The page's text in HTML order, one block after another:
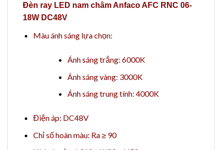
Đèn ray LED nam châm Anfaco AFC RNC 06-
18W DC48V
Màu ánh sáng lựa chọn:
Ánh sáng trắng: 6000K
Ánh sáng vàng: 3000K
Ánh sáng trung tính: 4000K
Điện áp: DC48V
Chỉ số hoàn màu: Ra ≥ 90